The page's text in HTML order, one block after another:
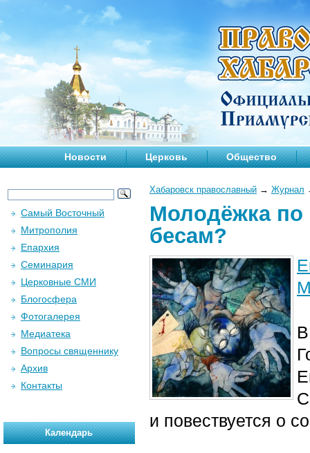
Новости Церковь Общество
Хабаровск православный → Журнал
Молодёжка по
бесам?
и повествуется о
Самый Восточный
Митрополия
Епархия
Семинария
Церковные СМИ
Блогосфера
Фотогалерея
Медиатека
Вопросы священнику
Архив
Контакты
Календарь